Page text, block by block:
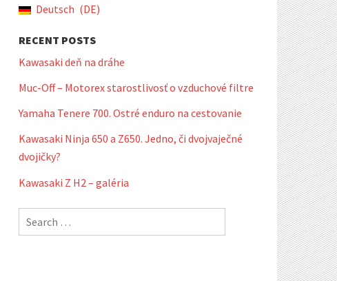
Deutsch
DE
RECENT POSTS
Kawasaki deň na dráhe
Muc-Off – Motorex starostlivosť o vzduchové filtre
Yamaha Tenere 700. Ostré enduro na cestovanie
Kawasaki Ninja 650 a Z650. Jedno, či dvojvaječné
dvojičky?
Kawasaki Z H2 – galéria
Search
for: